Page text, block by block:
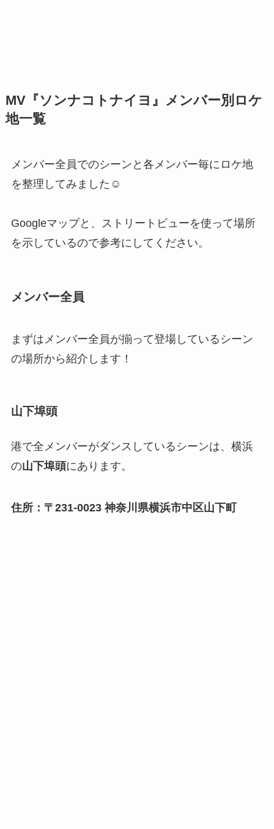
MV『ソンナコトナイヨ』メンバー別ロケ
地一覧
メンバー全員でのシーンと各メンバー毎にロケ地
を整理してみました☺
Googleマップと、ストリートビューを使って場所
を示しているので参考にしてください。
メンバー全員
まずはメンバー全員が揃って登場しているシーン
の場所から紹介します！
山下埠頭
港で全メンバーがダンスしているシーンは、横浜
の山下埠頭にあります。
住所：〒231-0023 神奈川県横浜市中区山下町